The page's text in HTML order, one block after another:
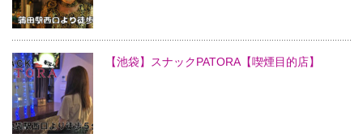
【池袋】スナックPATORA【喫煙目的店】